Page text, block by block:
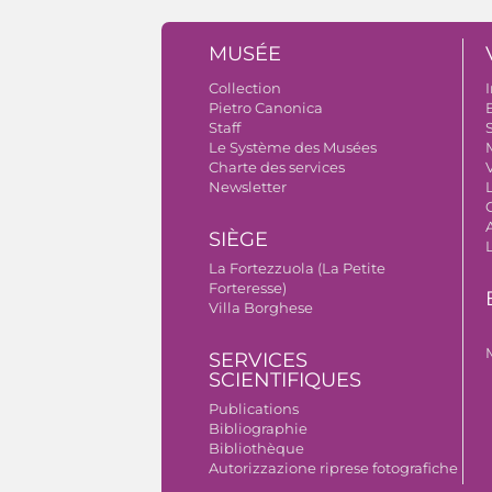
MUSÉE
Collection
Pietro Canonica
Staff
Le Système des Musées
Charte des services
Newsletter
SIÈGE
La Fortezzuola (La Petite
Forteresse)
Villa Borghese
SERVICES
SCIENTIFIQUES
Publications
Bibliographie
Bibliothèque
Autorizzazione riprese fotografiche